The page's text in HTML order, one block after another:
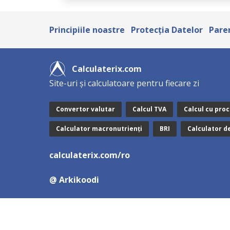
Principiile noastre Protecţia Datelor
Calculaterix.com
Site-uri și calculatoare pentru fiecare zi
Convertor valutar Calcul TVA Calcul cu
Calculator macronutrienți BRI Calculator
calculaterix.com/ro
@ Arkikoodi